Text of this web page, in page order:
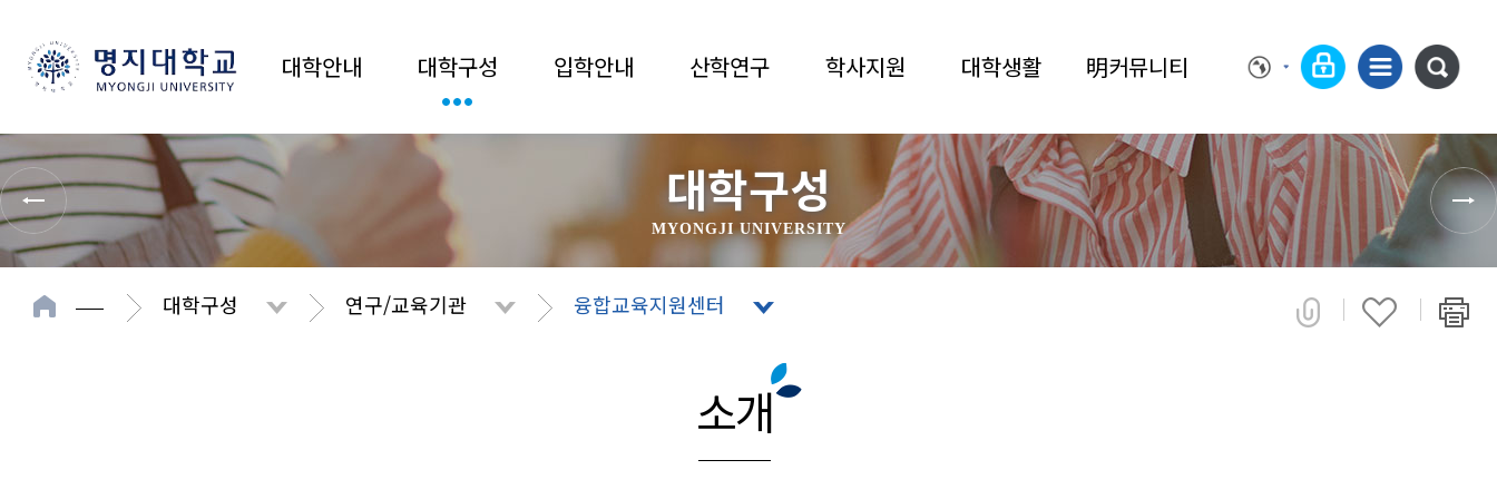
대학안내 대학구성 입학안내 산학연구 학사지원 대학생활 明커뮤니티
대학구성
MYONGJI UNIVERSITY
대학구성 연구/교육기관 융합교육지원센터
소개